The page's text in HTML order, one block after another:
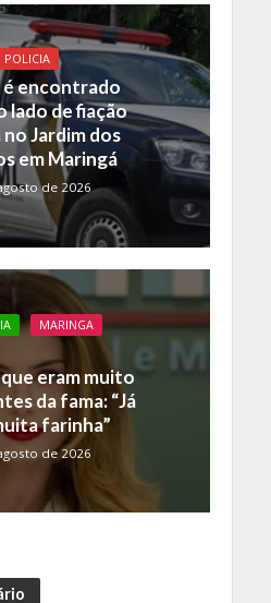
POLICIA
é encontrado
lado de fiação
Jardim dos
em Maringá
de 2026
MARINGA
eram muito
da fama: “Já
farinha”
de 2026